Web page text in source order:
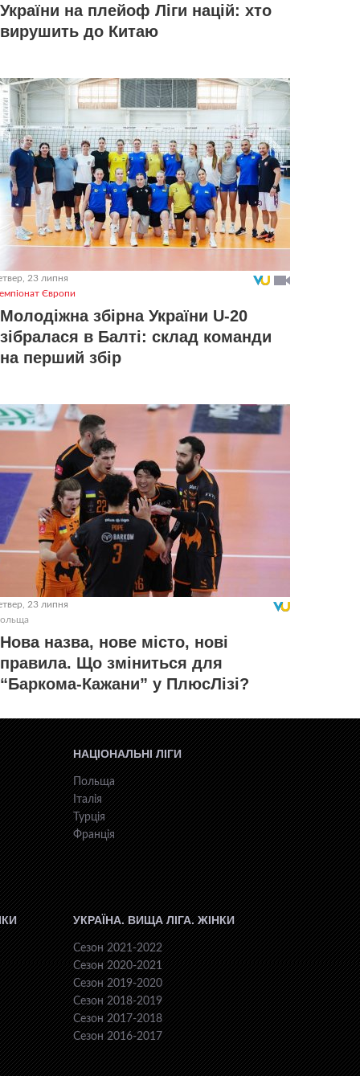
України на плейоф Ліги націй: хто
вирушить до Китаю
23 липня
Європи
Молодіжна збірна України U-20
зібралася в Балті: склад команди
на перший збір
23 липня
Нова назва, нове місто, нові
правила. Що зміниться для
“Баркома-Кажани” у ПлюсЛізі?
НАЦІОНАЛЬНІ ЛІГИ
Польща
Італія
Турція
Франція
УКРАЇНА. ВИЩА ЛІГА. ЖІНКИ
Сезон 2021-2022
Сезон 2020-2021
Сезон 2019-2020
Сезон 2018-2019
Сезон 2017-2018
Сезон 2016-2017